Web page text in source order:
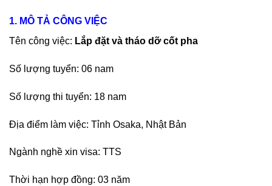
1. MÔ TẢ CÔNG VIỆC
Tên công việc: Lắp đặt và tháo dỡ cốt pha
Số lượng tuyển: 06 nam
Số lượng thi tuyển: 18 nam
Địa điểm làm việc: Tỉnh Osaka, Nhật Bản
Ngành nghề xin visa: TTS
Thời hạn hợp đồng: 03 năm